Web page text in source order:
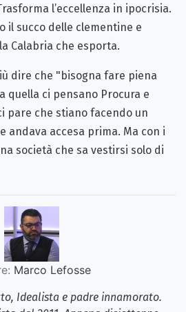
l’eccellenza in ipocrisia.
il succo delle clementine e
Calabria che esporta.
dire che "bisogna fare piena
quella ci pensano Procura e
pare che stiano facendo un
andava accesa prima. Ma con i
società che sa vestirsi solo di
Marco Lefosse
Idealista e padre innamorato.